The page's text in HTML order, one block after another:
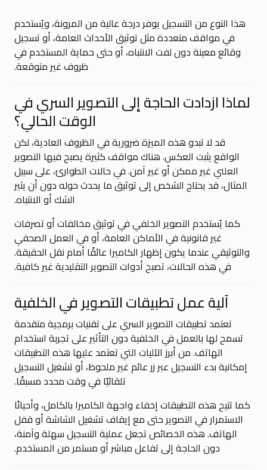
هذا النوع من التسجيل يوفر درجة عالية من المرونة، ويُستخدم
في مواقف متعددة مثل توثيق الأحداث العامة، أو تسجيل
وقائع معينة دون لفت الانتباه، أو حتى حماية المستخدم في
ظروف غير متوقعة.
لماذا ازدادت الحاجة إلى التصوير السري في
الوقت الحالي؟
قد لا تبدو هذه الميزة ضرورية في الظروف العادية، لكن
الواقع يثبت العكس. هناك مواقف كثيرة يصبح فيها التصوير
العلني غير ممكن أو غير آمن. في حالات الطوارئ، على سبيل
المثال، قد يحتاج الشخص إلى توثيق ما يحدث حوله دون أن يثير
الشك أو الانتباه.
كما يُستخدم التصوير الخلفي في توثيق مخالفات أو تصرفات
غير قانونية في الأماكن العامة، أو في العمل الصحفي
والتوثيقي عندما يكون إظهار الكاميرا عائقًا أمام نقل الحقيقة.
في هذه الحالات، تصبح أدوات التصوير التقليدية غير كافية.
آلية عمل تطبيقات التصوير في الخلفية
تعتمد تطبيقات التصوير السري على تقنيات برمجية متقدمة
تسمح لها بالعمل في الخلفية دون التأثير على تجربة استخدام
الهاتف. من أبرز الآليات التي تعتمد عليها هذه التطبيقات
إمكانية بدء التسجيل عبر زر عائم غير ملحوظ، أو تشغيل التسجيل
تلقائيًا في وقت محدد مسبقًا.
كما تتيح هذه التطبيقات إخفاء واجهة الكاميرا بالكامل، وأحيانًا
الاستمرار في التصوير حتى مع إيقاف تشغيل الشاشة أو قفل
الهاتف. هذه الخصائص تجعل عملية التسجيل سهلة وآمنة،
دون الحاجة إلى تفاعل مباشر أو مستمر من المستخدم.